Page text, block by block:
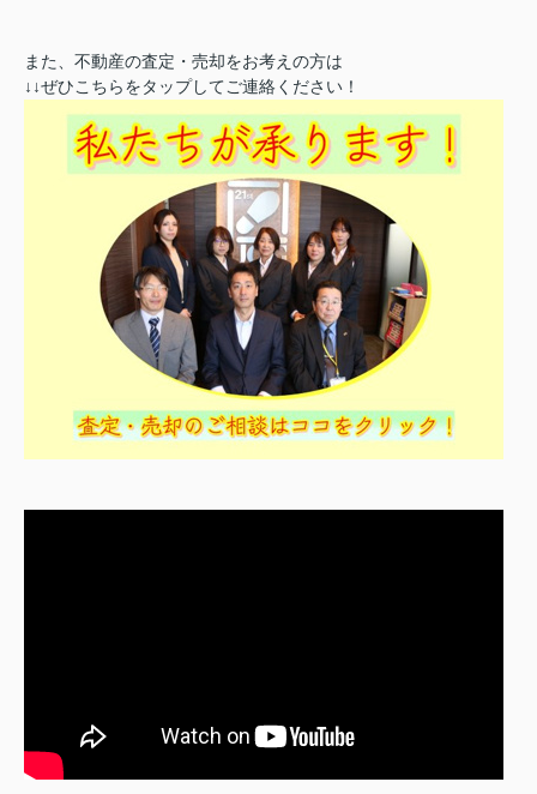
また、不動産の査定・売却をお考えの方は
↓↓ぜひこちらをタップしてご連絡ください！